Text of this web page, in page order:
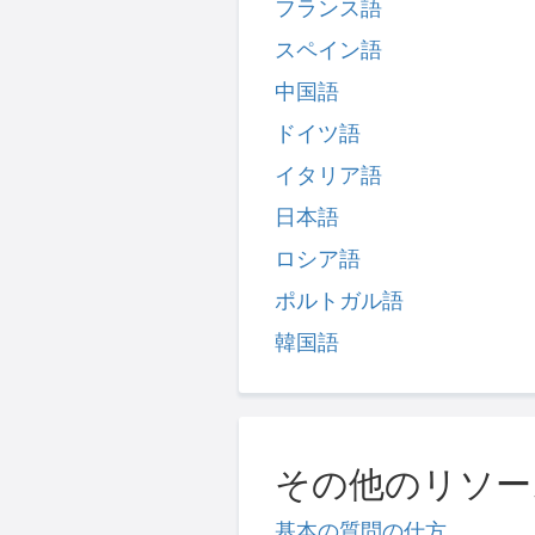
フランス語
スペイン語
中国語
ドイツ語
イタリア語
日本語
ロシア語
ポルトガル語
韓国語
その他のリソ